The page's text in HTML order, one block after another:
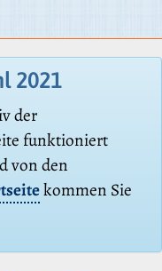
2021
der
funktioniert
von den
kommen Sie